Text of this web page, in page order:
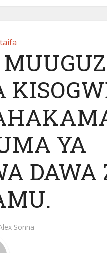
YA
DAWA
Sonna